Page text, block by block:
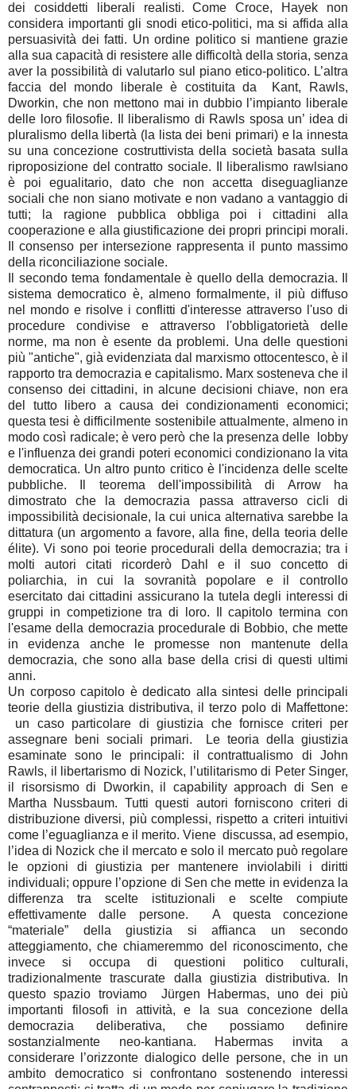
dei cosiddetti liberali realisti. Come Croce, Hayek non
considera importanti gli snodi etico-politici, ma si affida alla
persuasività dei fatti. Un ordine politico si mantiene grazie
alla sua capacità di resistere alle difficoltà della storia, senza
aver la possibilità di valutarlo sul piano etico-politico. L’altra
faccia del mondo liberale è costituita da Kant, Rawls,
Dworkin, che non mettono mai in dubbio l’impianto liberale
delle loro filosofie. Il liberalismo di Rawls sposa un’ idea di
pluralismo della libertà (la lista dei beni primari) e la innesta
su una concezione costruttivista della società basata sulla
riproposizione del contratto sociale. Il liberalismo rawlsiano
è poi egualitario, dato che non accetta diseguaglianze
sociali che non siano motivate e non vadano a vantaggio di
tutti; la ragione pubblica obbliga poi i cittadini alla
cooperazione e alla giustificazione dei propri principi morali.
Il consenso per intersezione rappresenta il punto massimo
della riconciliazione sociale.
Il secondo tema fondamentale è quello della democrazia. Il
sistema democratico è, almeno formalmente, il più diffuso
nel mondo e risolve i conflitti d'interesse attraverso l'uso di
procedure condivise e attraverso l'obbligatorietà delle
norme, ma non è esente da problemi. Una delle questioni
più "antiche", già evidenziata dal marxismo ottocentesco, è il
rapporto tra democrazia e capitalismo. Marx sosteneva che il
consenso dei cittadini, in alcune decisioni chiave, non era
del tutto libero a causa dei condizionamenti economici;
questa tesi è difficilmente sostenibile attualmente, almeno in
modo così radicale; è vero però che la presenza delle lobby
e l'influenza dei grandi poteri economici condizionano la vita
democratica. Un altro punto critico è l'incidenza delle scelte
pubbliche. Il teorema dell'impossibilità di Arrow ha
dimostrato che la democrazia passa attraverso cicli di
impossibilità decisionale, la cui unica alternativa sarebbe la
dittatura (un argomento a favore, alla fine, della teoria delle
élite). Vi sono poi teorie procedurali della democrazia; tra i
molti autori citati ricorderò Dahl e il suo concetto di
poliarchia, in cui la sovranità popolare e il controllo
esercitato dai cittadini assicurano la tutela degli interessi di
gruppi in competizione tra di loro. Il capitolo termina con
l'esame della democrazia procedurale di Bobbio, che mette
in evidenza anche le promesse non mantenute della
democrazia, che sono alla base della crisi di questi ultimi
anni.
Un corposo capitolo è dedicato alla sintesi delle principali
teorie della giustizia distributiva, il terzo polo di Maffettone:
un caso particolare di giustizia che fornisce criteri per
assegnare beni sociali primari. Le teoria della giustizia
esaminate sono le principali: il contrattualismo di John
Rawls, il libertarismo di Nozick, l’utilitarismo di Peter Singer,
il risorsismo di Dworkin, il capability approach di Sen e
Martha Nussbaum. Tutti questi autori forniscono criteri di
distribuzione diversi, più complessi, rispetto a criteri intuitivi
come l’eguaglianza e il merito. Viene discussa, ad esempio,
l’idea di Nozick che il mercato e solo il mercato può regolare
le opzioni di giustizia per mantenere inviolabili i diritti
individuali; oppure l’opzione di Sen che mette in evidenza la
differenza tra scelte istituzionali e scelte compiute
effettivamente dalle persone. A questa concezione
“materiale” della giustizia si affianca un secondo
atteggiamento, che chiameremmo del riconoscimento, che
invece si occupa di questioni politico culturali,
tradizionalmente trascurate dalla giustizia distributiva. In
questo spazio troviamo Jürgen Habermas, uno dei più
importanti filosofi in attività, e la sua concezione della
democrazia deliberativa, che possiamo definire
sostanzialmente neo-kantiana. Habermas invita a
considerare l’orizzonte dialogico delle persone, che in un
ambito democratico si confrontano sostenendo interessi